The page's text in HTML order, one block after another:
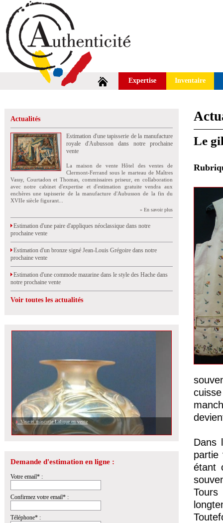
Expertise Inventaire
Actualités
Estimation d'une tapisserie de la manufacture
royale d'Aubusson dans notre prochaine
vente
La maison de vente Hôtel des ventes de
Clermont-Ferrand sous le marteau de Maîtres
Vassy, Courtadon et Thomas, commissaires priseur, en collaboration
avec notre cabinet d'expertise et d'estimation gratuite vendra aux
enchères une tapisserie de la manufacture d'Aubusson de la fin du
XVIIe siècle figurant...
» En savoir plus
Estimation d'une paire d'appliques néoclassique dans notre
prochaine vente
Estimation d'un bronze signé Jean-Louis Grégoire dans notre
prochaine vente
Estimation d'une commode mazarine dans le style des Hache dans
notre prochaine vente
Voir toutes les actualités
Vase et mascotte Lalique en vente
Demande d'estimation en ligne :
Votre email* :
Confirmez votre email* :
Téléphone* :
Le
Dans
partie
étant